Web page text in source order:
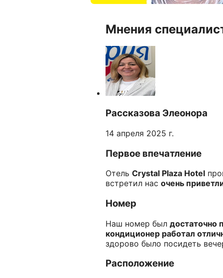
Мнения
Рассказова Элеонора
14 апреля 2025 г.
Первое впечатление
Отель Crystal Plaza Hotel
встретил нас очень
Номер
Наш номер был достаточно
кондиционер работал
здорово было посидеть
Расположение